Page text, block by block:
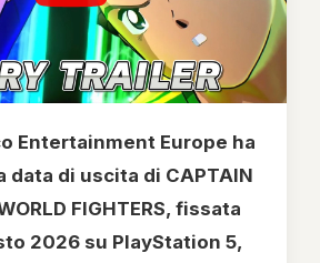
Entertainment Europe ha
data di uscita di CAPTAIN
FIGHTERS, fissata
2026 su PlayStation 5,